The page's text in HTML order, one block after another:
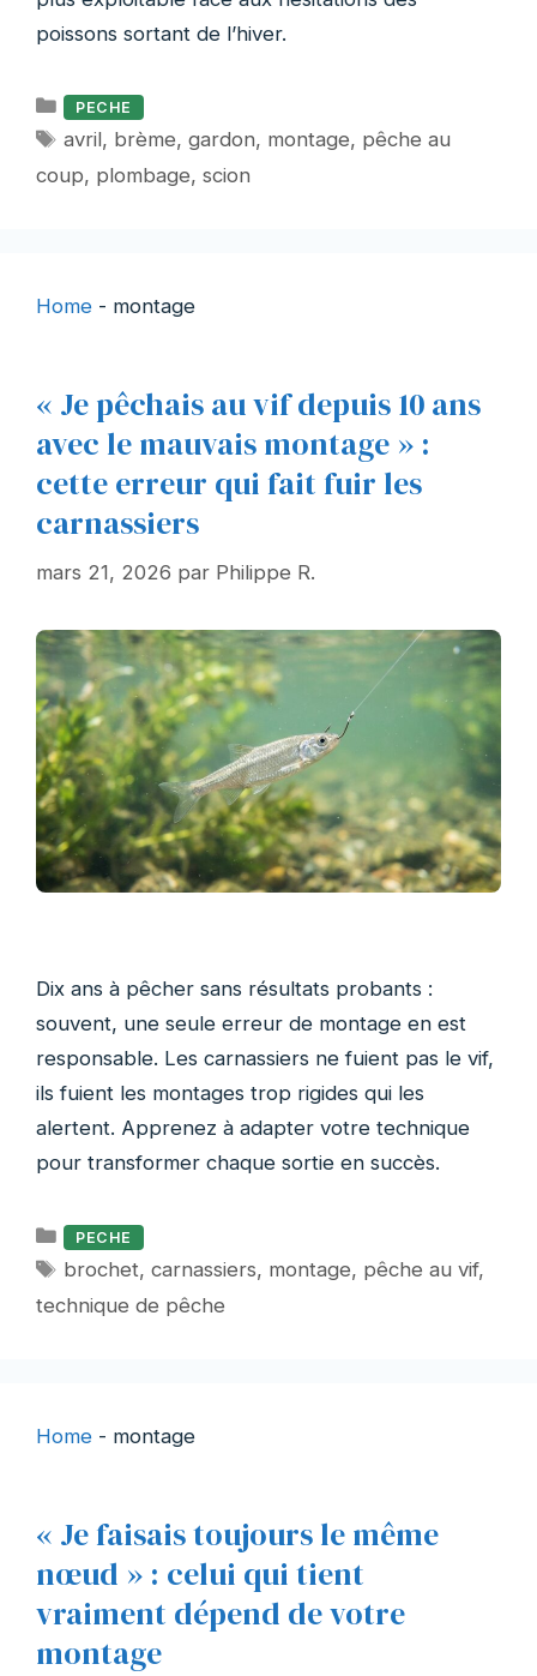
poissons sortant de l’hiver.
Catégories
PECHE
Étiquettes
avril, brème,gardon, montage, pêche au
coup, plombage, scion
Home - montage
« Je pêchais au vif depuis 10 ans
avec le mauvais montage » :
cette erreur qui fait fuir les
carnassiers
mars 21, 2026 par Philippe R.
Dix ans à pêcher sans résultats probants :
souvent, une seule erreur de montage en est
responsable. Les carnassiers ne fuient pas le vif,
ils fuient les montages trop rigides qui les
alertent. Apprenez à adapter votre technique
pour transformer chaque sortie en succès.
Catégories
PECHE
Étiquettes
brochet,carnassiers, montage, pêche au vif,
technique de pêche
Home - montage
« Je faisais toujours le même
nœud » : celui qui tient
vraiment dépend de votre
montage